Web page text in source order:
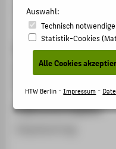
Veranstaltungsbeitrag
› 2022
Veranstaltung
Siemens Mobility
Ergänzende Angaben
KARRIERE
Auswahl:
Technisch
Statistik-Cookies
Alle Cookies
HTW Berlin -Impressum-